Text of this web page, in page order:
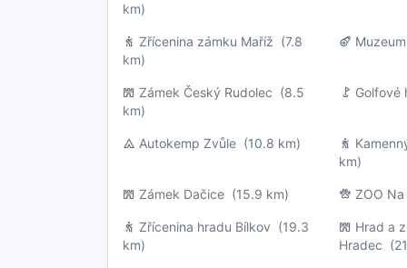
km)
Zřícenina zámku Maříž (7.8
km)
Zámek Český Rudolec (8.5
km)
Golfové
Autokemp Zvůle (10.8 km)
km)
Zámek Dačice (15.9 km) ZOO
Zřícenina hradu Bílkov (19.3
km)
Hrad a
Hradec